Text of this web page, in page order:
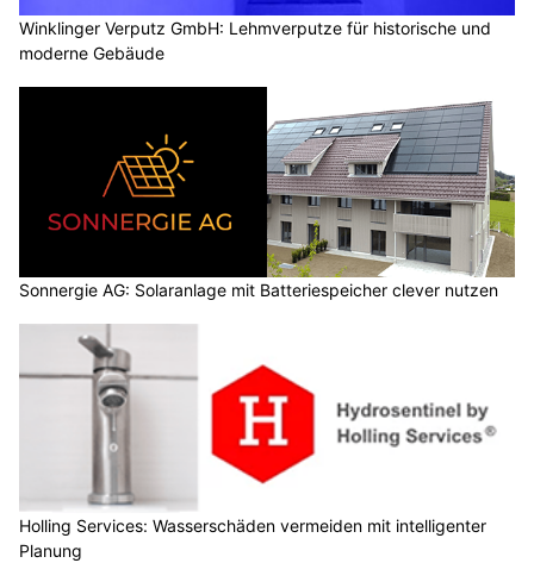
Winklinger Verputz GmbH: Lehmverputze für historische und
moderne Gebäude
Sonnergie AG: Solaranlage mit Batteriespeicher clever nutzen
Holling Services: Wasserschäden vermeiden mit intelligenter
Planung